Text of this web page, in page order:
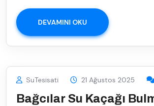
DEVAMINI OKU
SuTesisati 21 Ağustos 2025
Bağcılar Su Kaçağı